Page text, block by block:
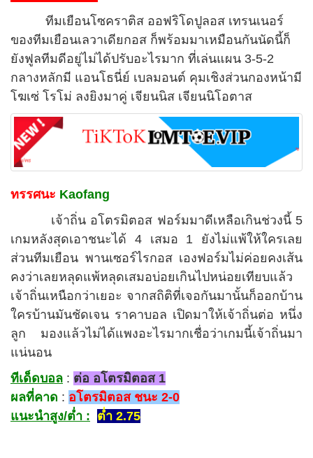
ทีมเยือนโซคราติส ออฟริโดปูลอส เทรนเนอร์
ของทีมเยือนเลวาเดียกอส ก็พร้อมมาเหมือนกันนัดนี้ก็
ยังฟูลทีมดีอยู่ไม่ได้ปรับอะไรมาก ที่เล่นแผน 3-5-2
กลางหลักมี แอนโธนี่ย์ เบลมอนต์ คุมเชิงส่วนกองหน้ามี
โฆเซ่ โรโม่ ลงยิงมาคู่ เจียนนิส เจียนนิโอตาส
ทรรศนะ Kaofang
เจ้าถิ่น อโตรมิตอส ฟอร์มมาดีเหลือเกินช่วงนี้ 5
เกมหลังสุดเอาชนะได้ 4 เสมอ 1 ยังไม่แพ้ให้ใครเลย
ส่วนทีมเยือน พานเซอร์ไรกอส เองฟอร์มไม่ค่อยคงเส้น
คงว่าเลยหลุดแพ้หลุดเสมอบ่อยเกินไปหน่อยเทียบแล้ว
เจ้าถิ่นเหนือกว่าเยอะ จากสถิติที่เจอกันมานั้นก็ออกบ้าน
ใครบ้านมันชัดเจน ราคาบอล เปิดมาให้เจ้าถิ่นต่อ หนึ่ง
ลูก มองแล้วไม่ได้แพงอะไรมากเชื่อว่าเกมนี้เจ้าถิ่นมา
แน่นอน
ทีเด็ดบอล : ต่อ อโตรมิตอส 1
ผลที่คาด : อโตรมิตอส ชนะ 2-0
แนะนำสูง/ต่ำ : ต่ำ 2.75